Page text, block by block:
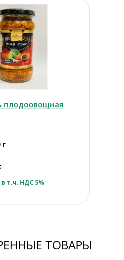
плодоовощная
г
в т.ч. НДС 5%
ТОВАРЫ